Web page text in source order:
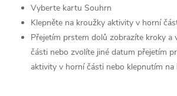
Vyberte kartu Souhrn
Klepněte na kroužky aktivity v horní
Přejetím prstem dolů zobrazíte kroky a
části nebo zvolíte jiné datum přejetím
aktivity v horní části nebo klepnutím na